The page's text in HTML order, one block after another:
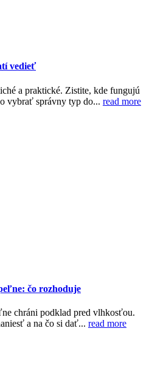
vedieť
a praktické. Zistite, kde fungujú
vybrať správny typ do... read more
čo rozhoduje
chráni podklad pred vlhkosťou.
a na čo si dať... read more